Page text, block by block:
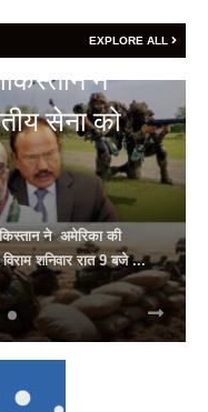
EXPLORE ALL
समारोह,
बांधा समां…
भव्य आयोजन, उमड़ा जन
भजनलाल शर्मा और उप